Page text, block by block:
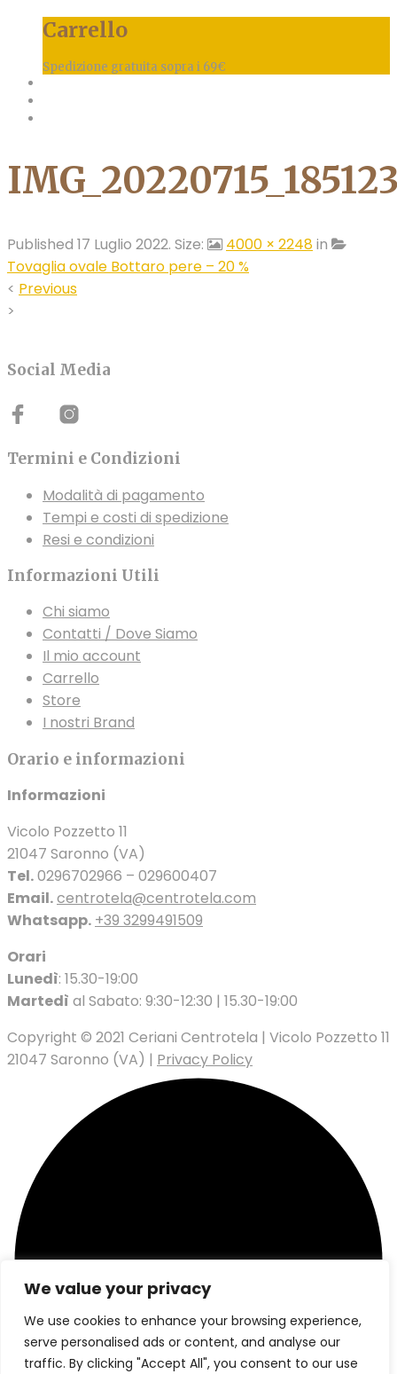
We value your privacy
We use cookies to enhance your browsing experience,
serve personalised ads or content, and analyse our
traffic. By clicking "Accept All", you consent to our use
Carrello
Spedizione gratuita sopra i 69€
Published 17 Luglio 2022. Size: 4000 × 2248in
Tovaglia ovale Bottaro pere – 20 %
< Previous
>
Social Media
Termini e Condizioni
Modalità di pagamento
Tempi e costi di spedizione
Resi e condizioni
Informazioni Utili
Chi siamo
Contatti / Dove Siamo
Il mio account
Carrello
Store
I nostri Brand
Orario e informazioni
Informazioni
Vicolo Pozzetto 11
21047 Saronno (VA)
Tel.0296702966 – 029600407
Email.centrotela@centrotela.com
Whatsapp. +39 3299491509
Orari
Lunedì: 15.30-19:00
Martedì al Sabato: 9:30-12:30 | 15.30-19:00
Copyright © 2021 Ceriani Centrotela | Vicolo Pozzetto 11
21047 Saronno (VA) | Privacy Policy